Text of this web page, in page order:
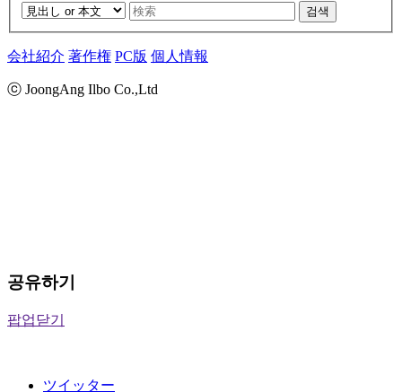
검색
会社紹介 著作権 PC版 個人情報
ⓒ JoongAng Ilbo Co.,Ltd
공유하기
팝업닫기
ツイッター